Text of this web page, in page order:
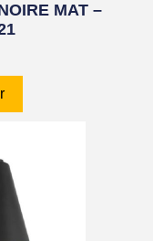
MAT –